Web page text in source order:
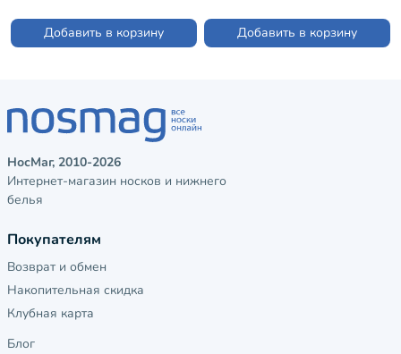
Добавить в корзину
Добавить в корзину
НосМаг, 2010-2026
Интернет-магазин носков и нижнего
белья
Покупателям
Возврат и обмен
Накопительная скидка
Клубная карта
Блог